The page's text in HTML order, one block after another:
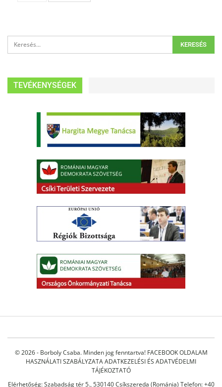
TEVÉKENYSÉGEK
© 2026 - Borboly Csaba. Minden jog fenntartva! FACEBOOK OLDALAM
HASZNÁLATI SZABÁLYZATAADATKEZELÉSI ÉS ADATVÉDELMI
TÁJÉKOZTATÓ
Elérhetőség: Szabadság tér 5., 530140 Csíkszereda (Románia) Telefon: +40